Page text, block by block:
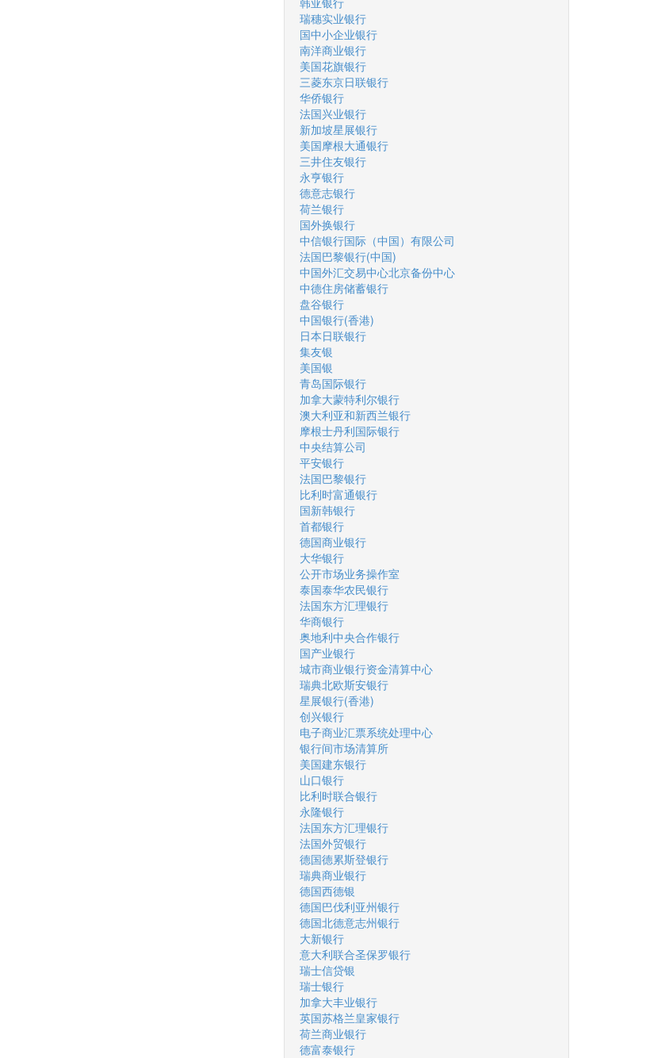
瑞穗实业银行
国中小企业银行
南洋商业银行
美国花旗银行
三菱东京日联银行
华侨银行
法国兴业银行
新加坡星展银行
美国摩根大通银行
三井住友银行
永亨银行
德意志银行
荷兰银行
国外换银行
中信银行国际（中国）有限公司
法国巴黎银行(中国)
中国外汇交易中心北京备份中心
中德住房储蓄银行
盘谷银行
中国银行(香港)
日本日联银行
集友银
美国银
青岛国际银行
加拿大蒙特利尔银行
澳大利亚和新西兰银行
摩根士丹利国际银行
中央结算公司
平安银行
法国巴黎银行
比利时富通银行
国新韩银行
首都银行
德国商业银行
大华银行
公开市场业务操作室
泰国泰华农民银行
法国东方汇理银行
华商银行
奥地利中央合作银行
国产业银行
城市商业银行资金清算中心
瑞典北欧斯安银行
星展银行(香港)
创兴银行
电子商业汇票系统处理中心
银行间市场清算所
美国建东银行
山口银行
比利时联合银行
永隆银行
法国东方汇理银行
法国外贸银行
德国德累斯登银行
瑞典商业银行
德国西德银
德国巴伐利亚州银行
德国北德意志州银行
大新银行
意大利联合圣保罗银行
瑞士信贷银
瑞士银行
加拿大丰业银行
英国苏格兰皇家银行
荷兰商业银行
德富泰银行